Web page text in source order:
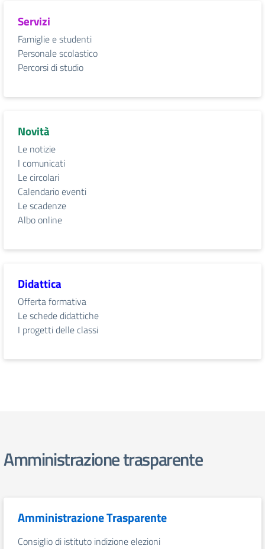
Servizi
Famiglie e studenti
Personale scolastico
Percorsi di studio
Novità
Le notizie
I comunicati
Le circolari
Calendario eventi
Le scadenze
Albo online
Didattica
Offerta formativa
Le schede didattiche
I progetti delle classi
Amministrazione trasparente
Amministrazione Trasparente
Consiglio di istituto indizione elezioni